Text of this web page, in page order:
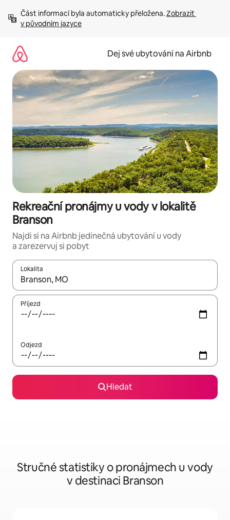
obsah
Část informací byla automaticky přeložena. Zobrazit
v původním jazyce
Dej své ubytování na Airbnb
Rekreační pronájmy u vody v lokalitě
Branson
Najdi si na Airbnb jedinečná ubytování u vody
a zarezervuj si pobyt
Lokalita
Až budou výsledky k dispozici, můžeš si je procházet pomocí
Příjezd
Odjezd
Hledat
Stručné statistiky o pronájmech u vody
v destinaci Branson